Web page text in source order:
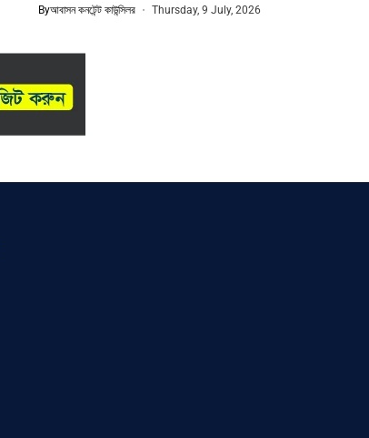
Byআবাসন কনটেন্ট কাউন্সিলর Thursday, 9 July, 2026